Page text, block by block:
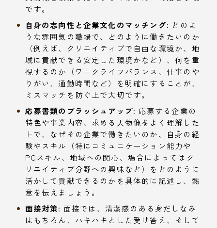
です。
自身の志向性と企業文化のマッチング: どのよ
うな雰囲気の職場で、どのように働きたいのか
（例えば、クリエイティブで自由な環境か、地
域に貢献できる安定した環境かなど）、何を重
視するのか（ワークライフバランス、仕事のや
りがい、通勤時間など）を明確にすることが、
ミスマッチを防ぐ上で大切です。
応募書類のブラッシュアップ: 応募する企業の
特色や事業内容、求める人物像をよく理解した
上で、なぜその企業で働きたいのか、自身の経
験やスキル（特にコミュニケーション能力や
PCスキル、地域への関心、場合によってはク
リエイティブ分野への興味など）をどのように
活かして貢献できるのかを具体的に記述し、熱
意を伝えましょう。
面接対策: 面接では、清潔感のある身だしなみ
はもちろん、ハキハキとした受け答え、そして